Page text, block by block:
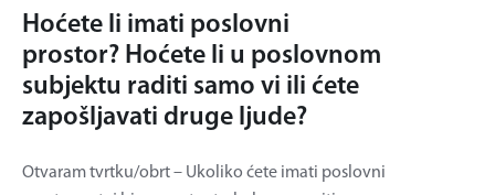
Hoćete li imati poslovni
prostor? Hoćete li u poslovnom
subjektu raditi samo vi ili ćete
zapošljavati druge ljude?
Otvaram tvrtku/obrt – Ukoliko ćete imati poslovni